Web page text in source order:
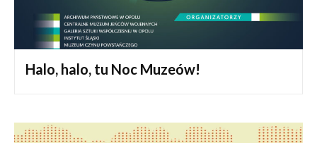
Halo, halo, tu Noc Muzeów!